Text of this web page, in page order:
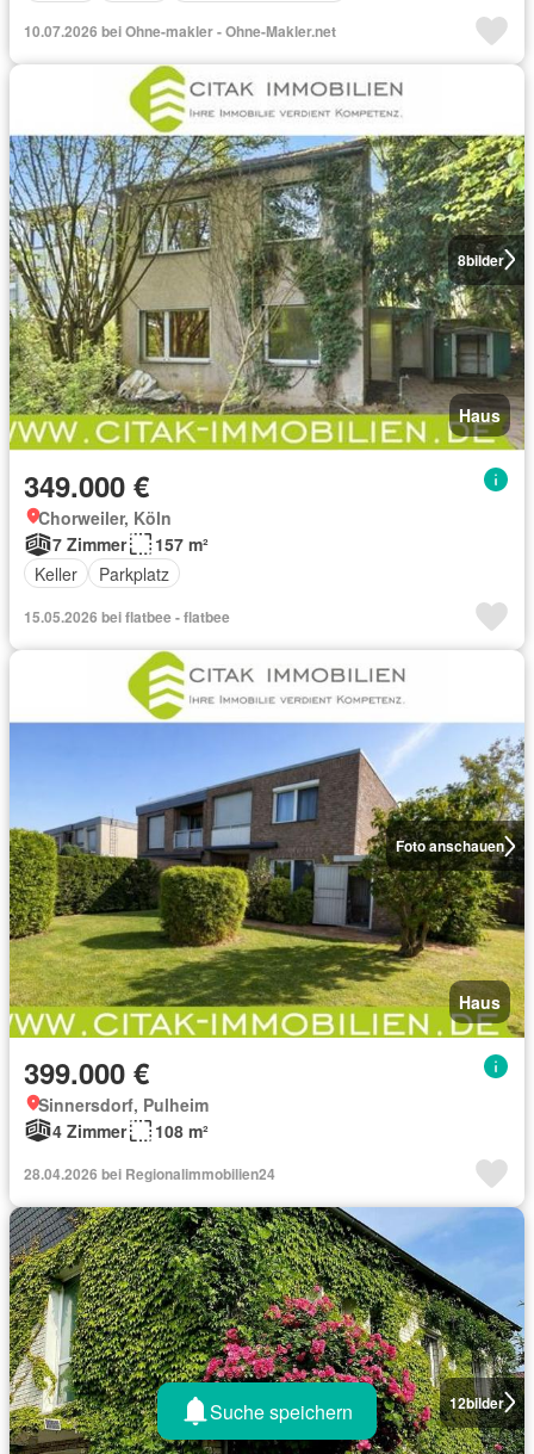
10.07.2026 bei Ohne-makler - Ohne-Makler.net
8bilder
Haus
349.000 €
Chorweiler, Köln
7 Zimmer
157 m²
Keller
Parkplatz
15.05.2026 bei flatbee - flatbee
Foto anschauen
Haus
399.000 €
Sinnersdorf, Pulheim
4 Zimmer
108 m²
28.04.2026 bei Regionalimmobilien24
12bilder
Suche speichern